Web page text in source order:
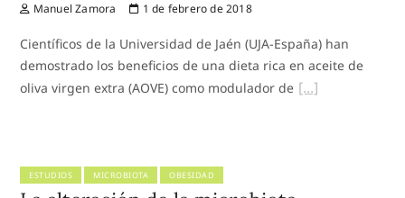
Manuel Zamora 1 de febrero de 2018
Científicos de la Universidad de Jaén (UJA-España) han
demostrado los beneficios de una dieta rica en aceite de
oliva virgen extra (AOVE) como modulador de
ESTUDIOS MICROBIOTA OBESIDAD